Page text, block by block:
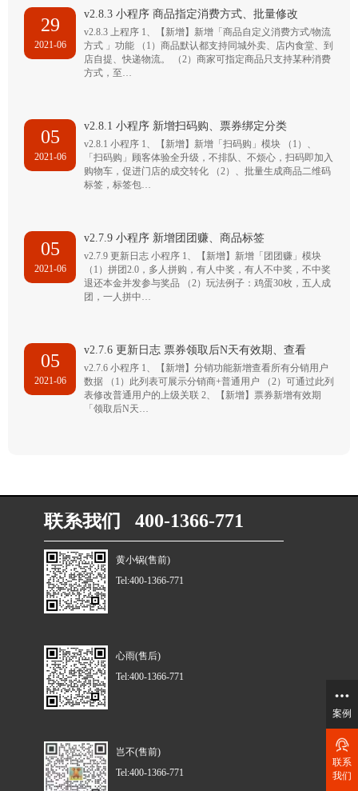
29
2021-06
v2.8.3 小程序 商品指定消费方式、批量修改
v2.8.3 上程序 1、【新增】新增「商品自定义消费方式/物流
方式 」功能 （1）商品默认都支持同城外卖、店内食堂、到
店自提、快递物流。 （2）商家可指定商品只支持某种消费
方式，至…
05
2021-06
v2.8.1 小程序 新增扫码购、票券绑定分类
v2.8.1 小程序 1、【新增】新增「扫码购」模块 （1）、
「扫码购」顾客体验全升级，不排队、不烦心，扫码即加入
购物车，促进门店的成交转化 （2）、批量生成商品二维码
标签，标签包…
05
2021-06
v2.7.9 小程序 新增团团赚、商品标签
v2.7.9 更新日志 小程序 1、【新增】新增「团团赚」模块
（1）拼团2.0，多人拼购，有人中奖，有人不中奖，不中奖
退还本金并发参与奖品 （2）玩法例子：鸡蛋30枚，五人成
团，一人拼中…
05
2021-06
v2.7.6 更新日志 票券领取后N天有效期、查看
v2.7.6 小程序 1、【新增】分销功能新增查看所有分销用户
数据 （1）此列表可展示分销商+普通用户 （2）可通过此列
表修改普通用户的上级关联 2、【新增】票券新增有效期
「领取后N天…
联系我们 400-1366-771
黄小锅(售前)
Tel:400-1366-771
心雨(售后)
Tel:400-1366-771
岂不(售前)
Tel:400-1366-771
案例
联系
我们